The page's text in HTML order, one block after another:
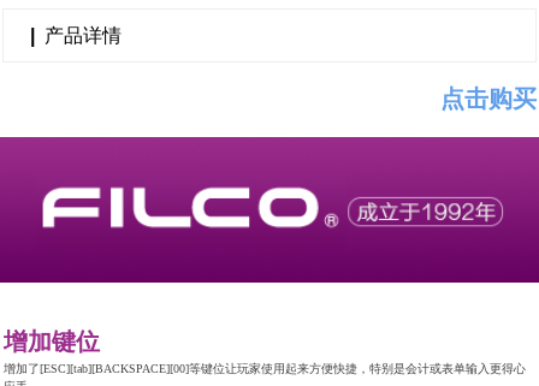
点击购买
增加键位
增加了[ESC][tab][BACKSPACE][00]等键位让玩家使用起来方便快捷，特别是会计或表单输入更得心
产品详情